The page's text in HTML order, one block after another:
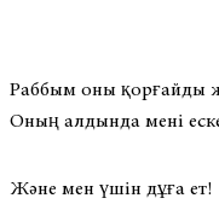
Раббым оны қорғайды
Оның алдында мені
Және мен үшін дұға ет!